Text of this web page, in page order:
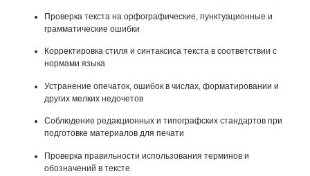
Проверка текста на орфографические, пунктуационные и
грамматические ошибки
Корректировка стиля и синтаксиса текста в соответствии с
нормами языка
Устранение опечаток, ошибок в числах, форматировании и
других мелких недочетов
Соблюдение редакционных и типографских стандартов при
подготовке материалов для печати
Проверка правильности использования терминов и
обозначений в тексте